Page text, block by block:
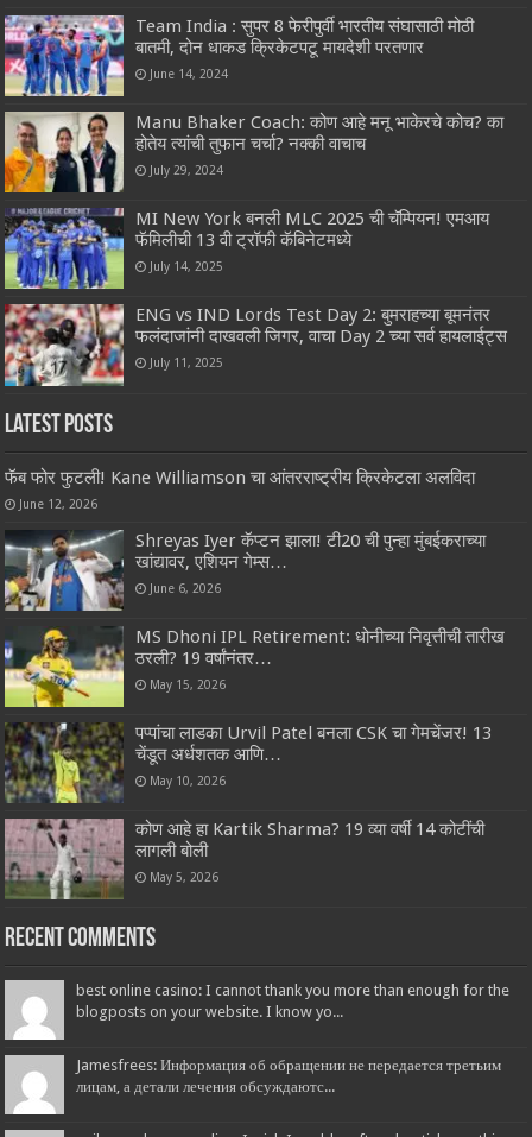
Team India : सुपर 8 फेरीपुर्वी भारतीय संघासाठी मोठी
बातमी, दोन धाकड क्रिकेटपटू मायदेशी परतणार
June 14, 2024
Manu Bhaker Coach: कोण आहे मनू भाकेरचे कोच? का
होतेय त्यांची तुफान चर्चा? नक्की वाचाच
July 29, 2024
MI New York बनली MLC 2025 ची चॅम्पियन! एमआय‌
फॅमिलीची 13 वी ट्रॉफी कॅबिनेटमध्ये
July 14, 2025
ENG vs IND Lords Test Day 2: बुमराहच्या बूमनंतर
फलंदाजांनी दाखवली जिगर, वाचा Day 2 च्या सर्व हायलाईट्स
July 11, 2025
Latest Posts
फॅब फोर फुटली! Kane Williamson चा आंतरराष्ट्रीय क्रिकेटला अलविदा
June 12, 2026
Shreyas Iyer कॅप्टन झाला! टी20 ची पुन्हा मुंबईकराच्या
खांद्यावर, एशियन गेम्स…
June 6, 2026
MS Dhoni IPL Retirement: धोनीच्या निवृत्तीची तारीख
ठरली? 19 वर्षांनंतर…
May 15, 2026
पप्पांचा लाडका Urvil Patel बनला CSK चा गेमचेंजर! 13
चेंडूत अर्धशतक आणि…
May 10, 2026
कोण आहे हा Kartik Sharma? 19 व्या वर्षी 14 कोटींची
लागली बोली
May 5, 2026
Recent Comments
best online casino: I cannot thank you more than enough for the
blogposts on your website. I know yo...
Jamesfrees: Информация об обращении не передается третьим
лицам, а детали лечения обсуждаютс...